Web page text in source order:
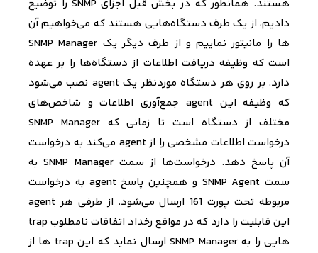
هستند. همانطور که در بخش قبل اجزای SNMPرا توضیح
دادیم، از یک طرف دستگاه­‌هایی هستند که می­‌خواهیم آن­‌
ها را مانیتور نماییم و از طرف دیگر یک SNMP Manager
است که وظیفه دریافت اطلاعات از دستگاه‌­ها را بر عهده
دارد. بر روی هر دستگاه موردنظر یکagent نصب می‌­شود
که وظیفه اینagent جمع‌­آوری اطلاعات و شاخص‌­های
مختلف از دستگاه است تا زمانی کهSNMP Manager
درخواست اطلاعات مشخصی را ازagent می‌­کند به درخواست
آن پاسخ دهد. درخواست‌­ها از سمتSNMP Manager به
سمت SNMP Agent و همچنین پاسخagent به درخواست
مربوطه تحت پورت 161 ارسال می‌شود. از طرفی هر agent
این قابلیت را دارد که در مواقع رخداد اتفاقات نامطلوب trap
هایی را بهSNMP Manager ارسال نماید که این trap ها از